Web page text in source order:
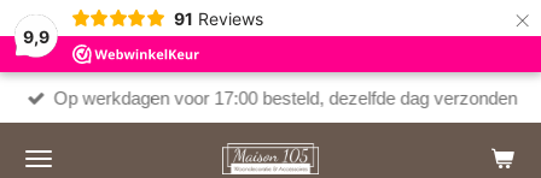
9,9
91 Reviews ×
Op werkdagen voor 17:00 besteld, dezelfde dag verzonden